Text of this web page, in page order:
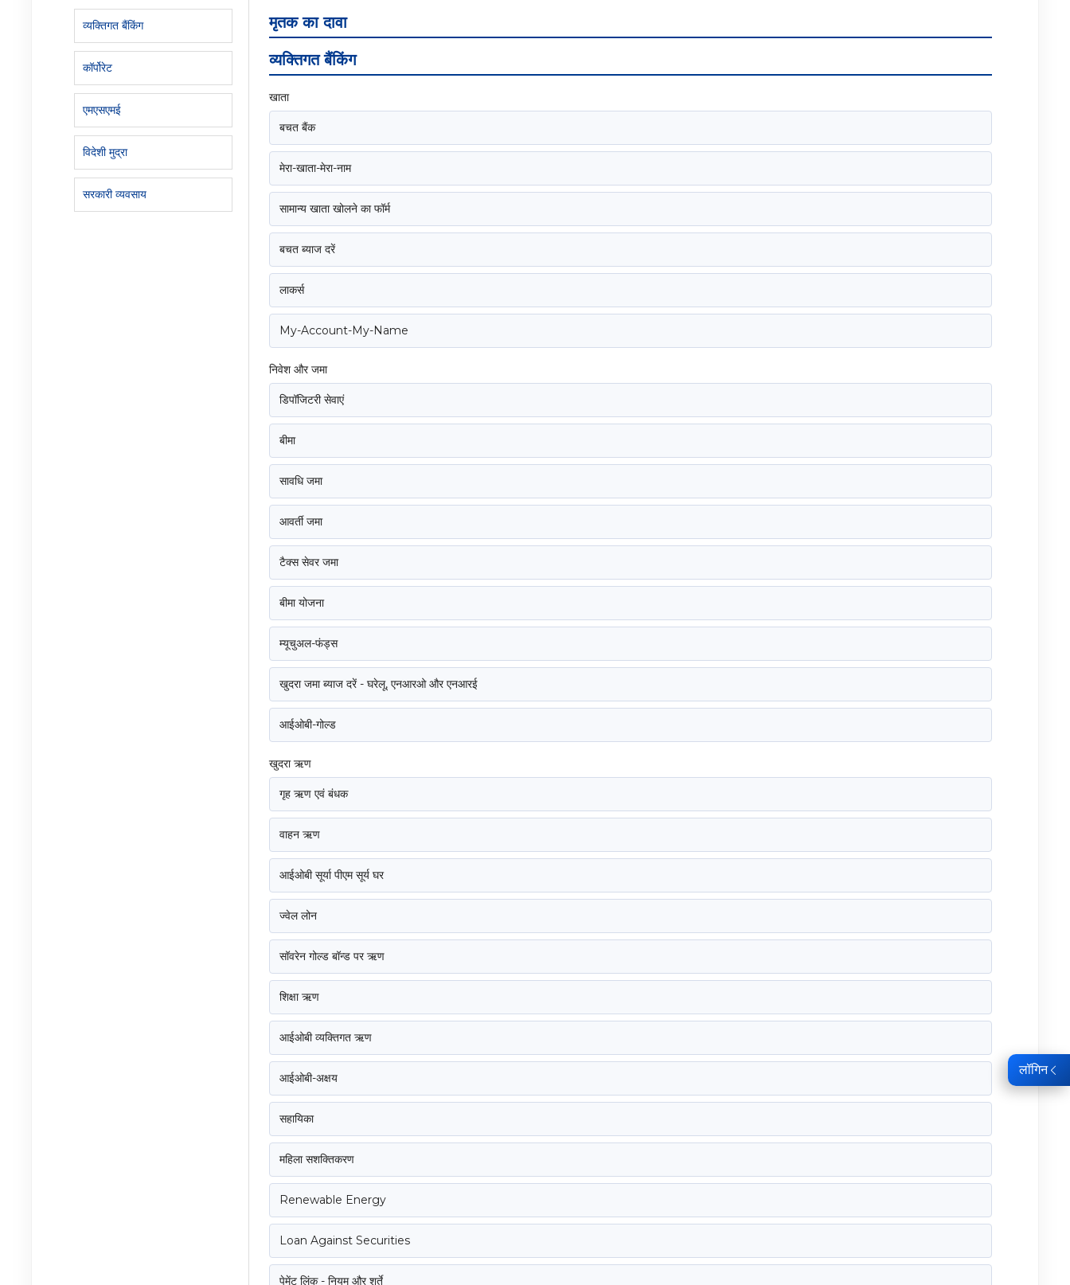
व्यक्तिगत बैंकिंग
कॉर्पोरेट
एमएसएमई
विदेशी मुद्रा
सरकारी व्यवसाय
मृतक का दावा
व्यक्तिगत बैंकिंग
खाता
बचत बैंक
मेरा-खाता-मेरा-नाम
सामान्य खाता खोलने का फॉर्म
बचत ब्याज दरें
लाकर्स
My-Account-My-Name
निवेश और जमा
डिपॉजिटरी सेवाएं
बीमा
सावधि जमा
आवर्ती जमा
टैक्स सेवर जमा
बीमा योजना
म्यूचुअल-फंड्स
खुदरा जमा ब्याज दरें - घरेलू, एनआरओ और एनआरई
आईओबी-गोल्ड
खुदरा ऋण
गृह ऋण एवं बंधक
वाहन ऋण
आईओबी सूर्या पीएम सूर्य घर
ज्वेल लोन
सॉवरेन गोल्ड बॉन्ड पर ऋण
शिक्षा ऋण
आईओबी व्यक्तिगत ऋण
आईओबी-अक्षय
सहायिका
महिला सशक्तिकरण
Renewable Energy
Loan Against Securities
पेमेंट लिंक - नियम और शर्ते
लॉगिन